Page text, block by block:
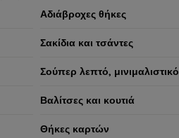
Αδιάβροχες θήκες
Σακίδια και τσάντες
Σούπερ λεπτό, μινιμαλιστικό
Βαλίτσες και κουτιά
Θήκες καρτών